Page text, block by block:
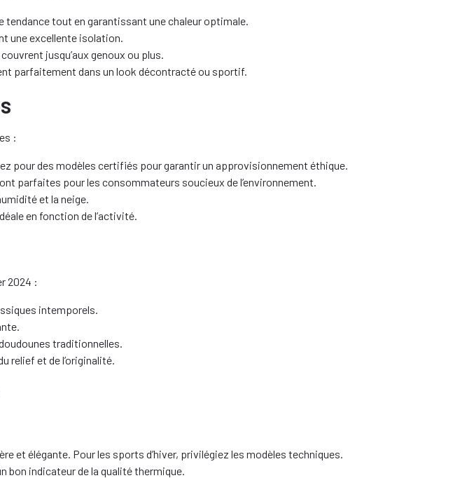
tendance tout en garantissant une chaleur optimale.
une excellente isolation.
jusqu’aux genoux ou plus.
parfaitement dans un look décontracté ou sportif.
:
pour des modèles certifiés pour garantir un approvisionnement éthique.
parfaites pour les consommateurs soucieux de l’environnement.
et la neige.
en fonction de l’activité.
2024 :
intemporels.
traditionnelles.
relief et de l’originalité.
et élégante. Pour les sports d’hiver, privilégiez les modèles techniques.
bon indicateur de la qualité thermique.